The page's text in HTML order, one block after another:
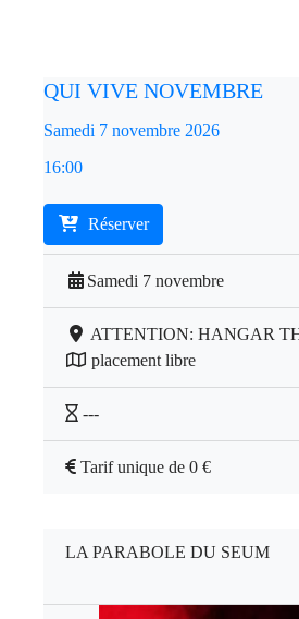
QUI VIVE NOVEMBRE
Samedi 7 novembre 2026
16:00
Réserver
Samedi 7 novembre
ATTENTION: HANGAR
placement libre
---
Tarif unique de 0 €
LA PARABOLE DU SEUM